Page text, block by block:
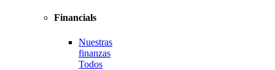
Financials
Nuestras
finanzas
Todos